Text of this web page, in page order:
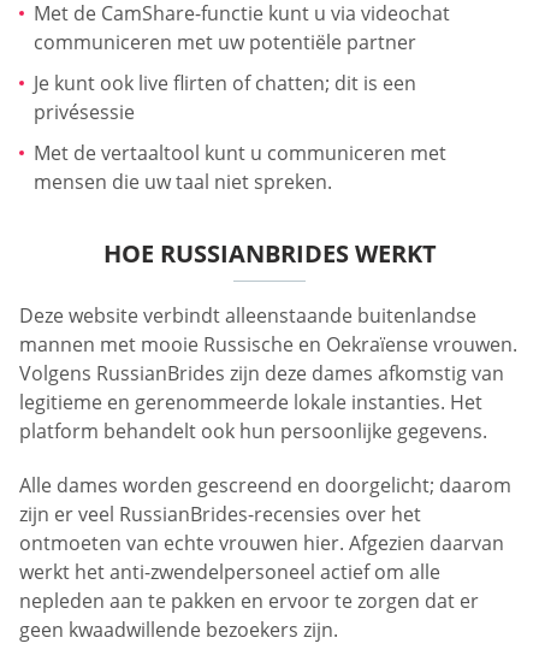
Met de CamShare-functie kunt u via videochat
communiceren met uw potentiële partner
Je kunt ook live flirten of chatten; dit is een
privésessie
Met de vertaaltool kunt u communiceren met
mensen die uw taal niet spreken.
HOE RUSSIANBRIDES WERKT
Deze website verbindt alleenstaande buitenlandse
mannen met mooie Russische en Oekraïense vrouwen.
Volgens RussianBrides zijn deze dames afkomstig van
legitieme en gerenommeerde lokale instanties. Het
platform behandelt ook hun persoonlijke gegevens.
Alle dames worden gescreend en doorgelicht; daarom
zijn er veel RussianBrides-recensies over het
ontmoeten van echte vrouwen hier. Afgezien daarvan
werkt het anti-zwendelpersoneel actief om alle
nepleden aan te pakken en ervoor te zorgen dat er
geen kwaadwillende bezoekers zijn.